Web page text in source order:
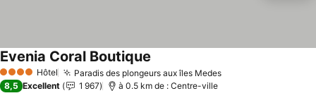
4 Étoiles Hôtel Paradis des plongeurs aux îles MedesConsulter les prix
Evenia Coral Boutique
8,5 Excellent 1 967 à 0.5 km de : Centre-ville